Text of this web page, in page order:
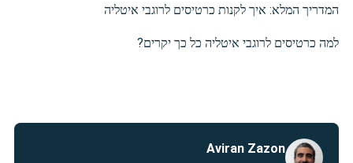
המדריך המלא: איך לקנות כרטיסים לרוגבי איטליה
למה כרטיסים לרוגבי איטליה כל כך יקרים?
Aviran Zazon